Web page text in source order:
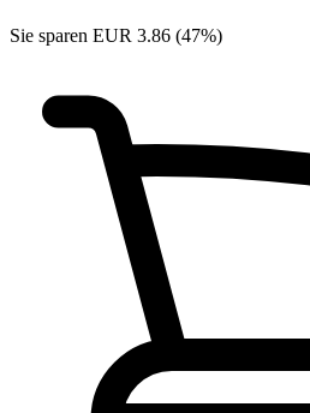
Sie sparen EUR 3.86 (47%)